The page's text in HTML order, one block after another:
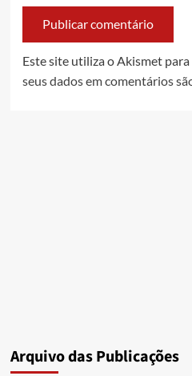
Este site utiliza o Akismet
seus dados em comentários
Arquivo das Publicações